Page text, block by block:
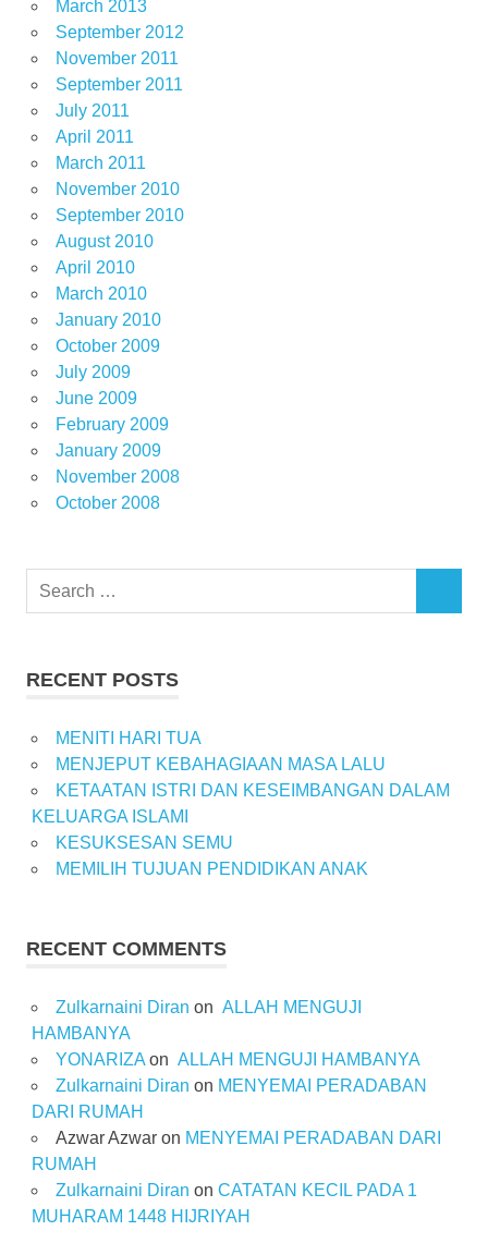
March 2013
September 2012
November 2011
September 2011
July 2011
April 2011
March 2011
November 2010
September 2010
August 2010
April 2010
March 2010
January 2010
October 2009
July 2009
June 2009
February 2009
January 2009
November 2008
October 2008
Search
RECENT POSTS
MENITI HARI TUA
MENJEPUT KEBAHAGIAAN MASA LALU
KETAATAN ISTRI DAN KESEIMBANGAN DALAM
KELUARGA ISLAMI
KESUKSESAN SEMU
MEMILIH TUJUAN PENDIDIKAN ANAK
RECENT COMMENTS
Zulkarnaini Diran on ALLAH MENGUJI
HAMBANYA
YONARIZAon ALLAH MENGUJI HAMBANYA
Zulkarnaini Diran on MENYEMAI PERADABAN
DARI RUMAH
Azwar Azwaron MENYEMAI PERADABAN DARI
RUMAH
Zulkarnaini Diran on CATATAN KECIL PADA 1
MUHARAM 1448 HIJRIYAH